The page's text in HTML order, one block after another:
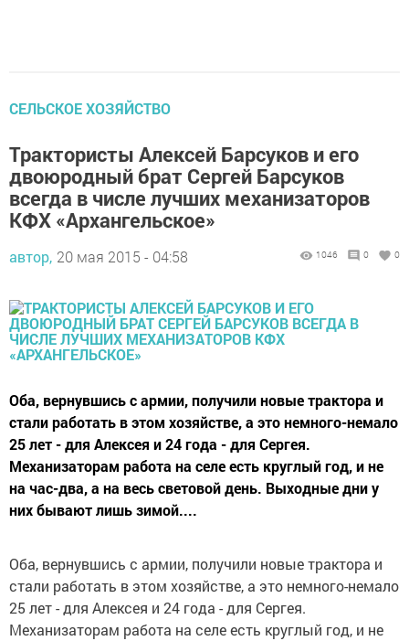
СЕЛЬСКОЕ ХОЗЯЙСТВО
Трактористы Алексей Барсуков и его
двоюродный брат Сергей Барсуков
всегда в числе лучших механизаторов
КФХ «Архангельское»
автор, 20 мая 2015 - 04:58 1046 0 0
Оба, вернувшись с армии, получили новые трактора и
стали работать в этом хозяйстве, а это немного-немало
25 лет - для Алексея и 24 года - для Сергея.
Механизаторам работа на селе есть круглый год, и не
на час-два, а на весь световой день. Выходные дни у
них бывают лишь зимой....
Оба, вернувшись с армии, получили новые трактора и
стали работать в этом хозяйстве, а это немного-немало
25 лет - для Алексея и 24 года - для Сергея.
Механизаторам работа на селе есть круглый год, и не